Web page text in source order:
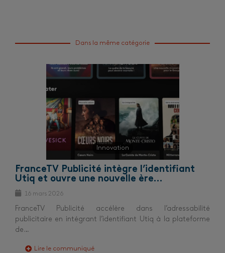
Dans la même catégorie
Innovation
FranceTV Publicité intègre l’identifiant
Utiq et ouvre une nouvelle ère…
16 mars 2026
FranceTV Publicité accélère dans l’adressabilité
publicitaire en intégrant l’identifiant Utiq à la plateforme
de…
Lire le communiqué